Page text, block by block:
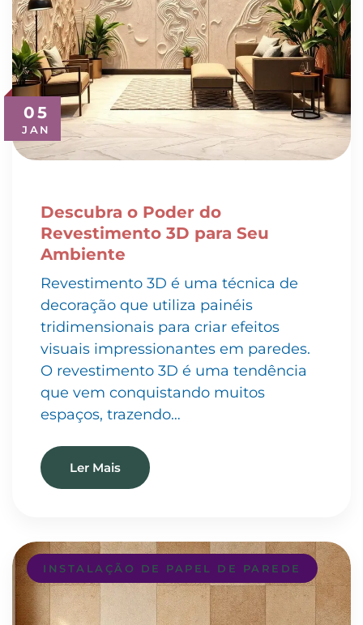
05
JAN
Descubra o Poder do
Revestimento 3D para Seu
Ambiente
Revestimento 3D é uma técnica de
decoração que utiliza painéis
tridimensionais para criar efeitos
visuais impressionantes em paredes.
O revestimento 3D é uma tendência
que vem conquistando muitos
espaços, trazendo…
Ler Mais
INSTALAÇÃO DE PAPEL DE PAREDE